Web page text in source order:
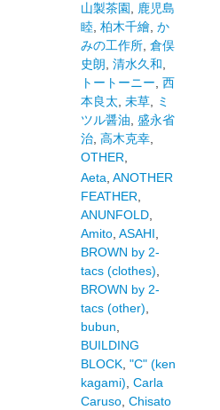
山製茶園, 鹿児島
睦, 柏木千繪, か
みの工作所, 倉俣
史朗, 清水久和,
トートーニー, 西
本良太, 未草, ミ
ツル醤油, 盛永省
治, 高木克幸,
OTHER,
Aeta, ANOTHER
FEATHER,
ANUNFOLD,
Amito, ASAHI,
BROWN by 2-
tacs (clothes),
BROWN by 2-
tacs (other),
bubun,
BUILDING
BLOCK, "C" (ken
kagami), Carla
Caruso, Chisato